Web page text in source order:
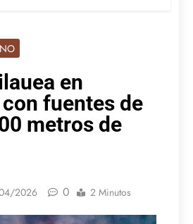
en
fuentes de
metros de
2026 0 2 Minutos